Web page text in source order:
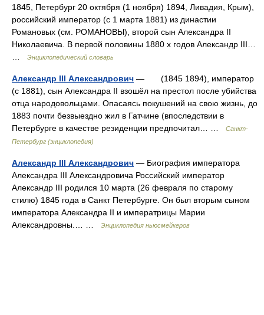
1845, Петербург 20 октября (1 ноября) 1894, Ливадия, Крым),
российский император (с 1 марта 1881) из династии
Романовых (см. РОМАНОВЫ), второй сын Александра II
Николаевича. В первой половины 1880 х годов Александр III…
Энциклопедический словарь
Александр III Александрович — (1845 1894), император
(с 1881), сын Александра II взошёл на престол после убийства
отца народовольцами. Опасаясь покушений на свою жизнь, до
1883 почти безвыездно жил в Гатчине (впоследствии в
Петербурге в качестве резиденции предпочитал… …
Санкт-
Петербург (энциклопедия)
Александр III Александрович — Биография императора
Александра III Александровича Российский император
Александр III родился 10 марта (26 февраля по старому
стилю) 1845 года в Санкт Петербурге. Он был вторым сыном
императора Александра II и императрицы Марии
Александровны.… …
Энциклопедия ньюсмейкеров